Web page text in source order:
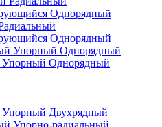
Однорядный
Однорядный
Двухрядный